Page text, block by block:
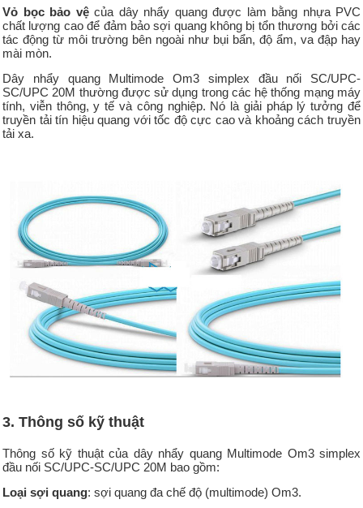
Vỏ bọc bảo vệcủa dây nhẩy quang được làm bằng nhựa PVC
chất lượng cao để đảm bảo sợi quang không bị tổn thương bởi các
tác động từ môi trường bên ngoài như bụi bẩn, độ ẩm, va đập hay
mài mòn.
Dây nhẩy quang Multimode Om3 simplex đầu nối SC/UPC-
SC/UPC 20M thường được sử dụng trong các hệ thống mạng máy
tính, viễn thông, y tế và công nghiệp. Nó là giải pháp lý tưởng để
truyền tải tín hiệu quang với tốc độ cực cao và khoảng cách truyền
tải xa.
3. Thông số kỹ thuật
Thông số kỹ thuật của dây nhẩy quang Multimode Om3 simplex
đầu nối SC/UPC-SC/UPC 20M bao gồm:
Loại sợi quang: sợi quang đa chế độ (multimode) Om3.